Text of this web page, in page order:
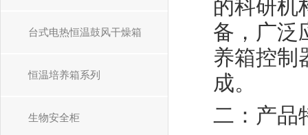
的科研机
备，广泛
养箱控制
成。
二： 产品
台式电热恒温鼓风干燥箱
恒温培养箱系列
生物安全柜